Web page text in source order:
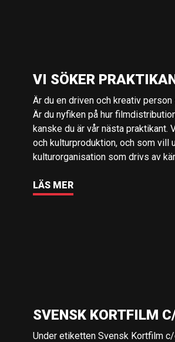
VI SÖKER
Är du en driven och kreativ
Är du nyfiken på hur
kanske du är vår nästa
och kulturproduktion, och som vill
kulturorganisation som drivs av
LÄS MER
SVENSK KORTFILM
Under etiketten Svensk Kortfilm